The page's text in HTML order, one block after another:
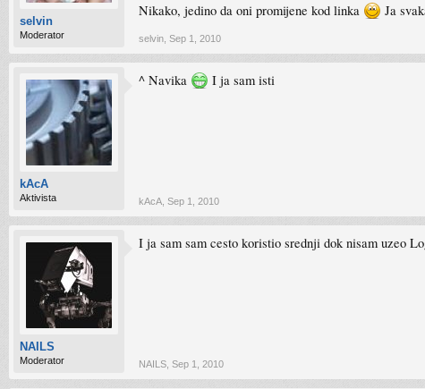
selvin
Moderator
Nikako, jedino da oni promijene kod linka Ja
selvin Sep 1, 2010
kAcA
Aktivista
^ Navika I ja sam isti
kAcA Sep 1, 2010
NAILS
Moderator
I ja sam sam cesto koristio srednji dok nisam uzeo
NAILS Sep 1, 2010